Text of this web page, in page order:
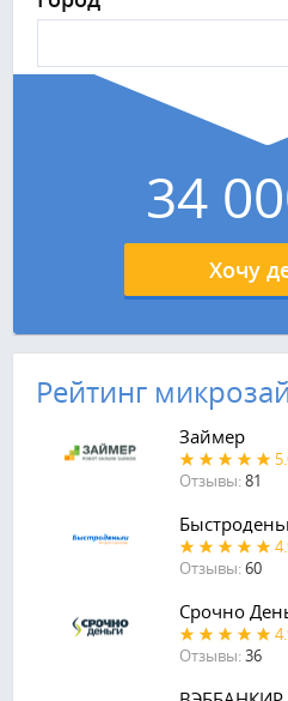
34
Хочу
Рейтинг
Займер
Отзывы:81
Отзывы:60
Срочно
Отзывы:36